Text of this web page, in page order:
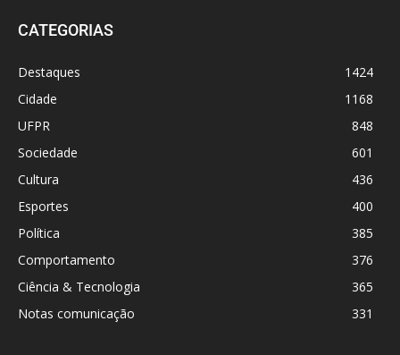
CATEGORIAS
Destaques
1424
Cidade
1168
UFPR
848
Sociedade
601
Cultura
436
Esportes
400
Política
385
Comportamento
376
Ciência & Tecnologia
365
Notas comunicação
331